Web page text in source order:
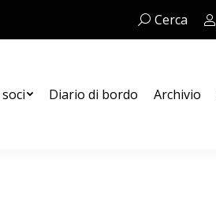
Cerca:Cerca
Diario di bordo Archivio
Contatti